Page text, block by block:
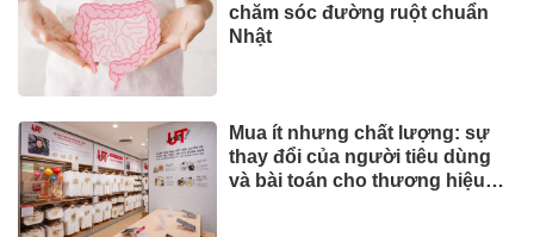
chăm sóc đường ruột chuẩn
Nhật
Mua ít nhưng chất lượng: sự
thay đổi của người tiêu dùng
và bài toán cho thương hiệu